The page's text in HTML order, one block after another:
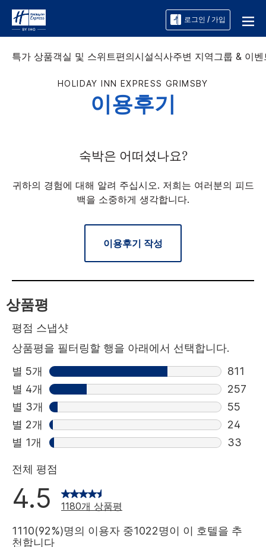
로그인 / 가입
특가 상품객실 및 스위트편의시설식사주변 지역그룹 & 이벤
HOLIDAY INN EXPRESS GRIMSBY
이용후기
숙박은 어떠셨나요?
귀하의 경험에 대해 알려 주십시오. 저희는 여러분의 피드
백을 소중하게 생각합니다.
이용후기 작성